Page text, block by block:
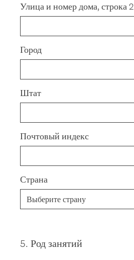
Улица и номер дома, строка 2
Город
Штат
Почтовый индекс
Страна
Question
5. Род занятий